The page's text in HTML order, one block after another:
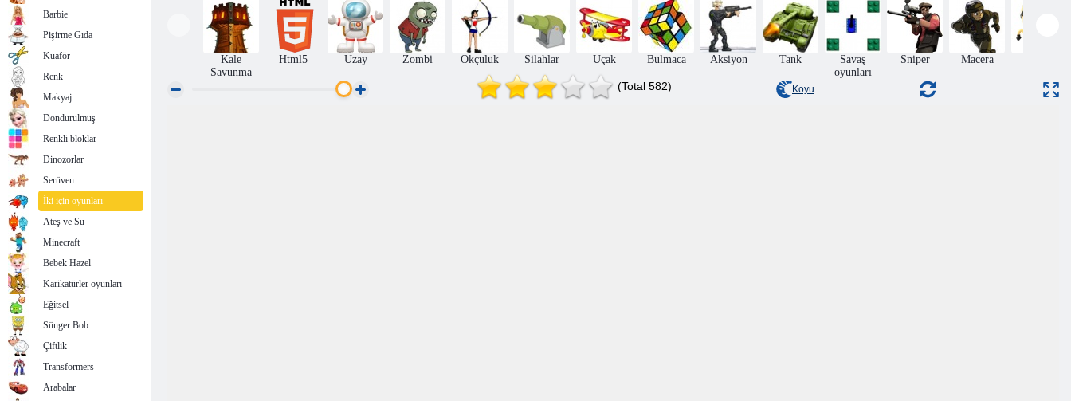
Kuş Avcısı
Maç Adamının
Kırmızı ve Mavi
Kale Savaşları
Okçuluk
Tabyaları: Kale
Savaşı
Krallık Kalesi
Savaşları
Kale
Savunma
Html5 Uzay Zombi Okçuluk Silahlar Uçak Bulmaca Aksiyon Tank
Savaş
oyunları
Sniper Macera
(Total 582) Koyu
Barbie
Pişirme Gıda
Kuaför
Renk
Makyaj
Dondurulmuş
Renkli bloklar
Dinozorlar
Serüven
İki için oyunları
Ateş ve Su
Minecraft
Bebek Hazel
Karikatürler oyunları
Eğitsel
Sünger Bob
Çiftlik
Transformers
Arabalar